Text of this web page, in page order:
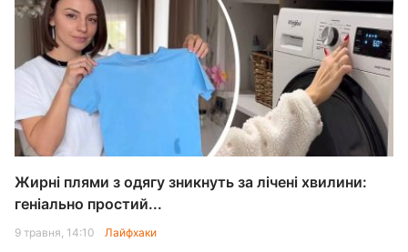
Жирні плями з одягу зникнуть за лічені хвилини:
геніально простий...
9 травня, 14:10 Лайфхаки